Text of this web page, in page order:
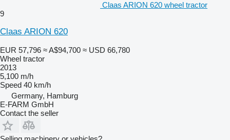
Claas ARION 620 wheel tractor
9
Claas ARION 620
EUR 57,796 ≈ A$94,700 ≈ USD 66,780
Wheel tractor
2013
5,100 m/h
Speed 40 km/h
Germany, Hamburg
E-FARM GmbH
Contact the seller